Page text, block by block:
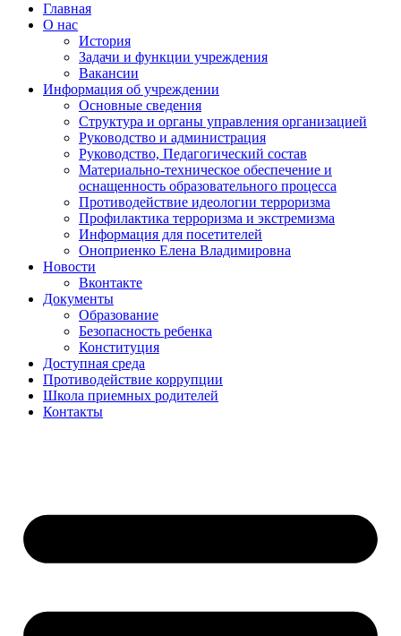
Главная
О нас
История
Задачи и функции учреждения
Вакансии
Информация об учреждении
Основные сведения
Структура и органы управления организацией
Руководство и администрация
Руководство, Педагогический состав
Материально-техническое обеспечение и
оснащенность образовательного процесса
Противодействие идеологии терроризма
Профилактика терроризма и экстремизма
Информация для посетителей
Оноприенко Елена Владимировна
Новости
Вконтакте
Документы
Образование
Безопасность ребенка
Конституция
Доступная среда
Противодействие коррупции
Школа приемных родителей
Контакты